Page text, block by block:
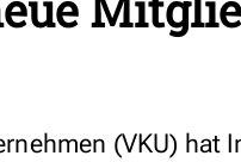
(VKU) hat